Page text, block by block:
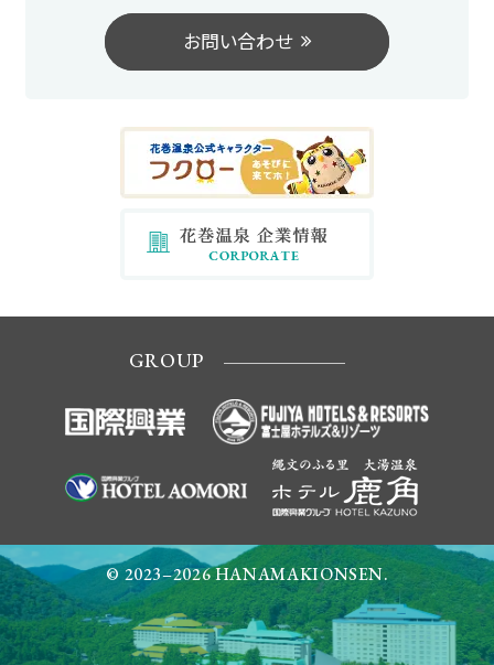
お問い合わせ
GROUP
© 2023–2026 HANAMAKIONSEN.